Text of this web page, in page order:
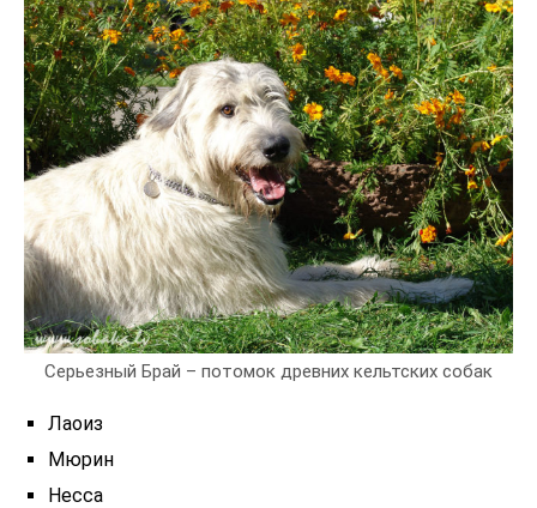
Серьезный Брай – потомок древних кельтских собак
Лаоиз
Мюрин
Несса